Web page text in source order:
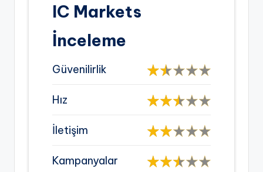
IC Markets
İnceleme
Güvenilirlik
Hız
İletişim
Kampanyalar